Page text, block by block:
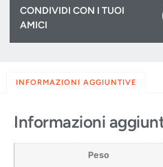
CONDIVIDI CON I TUOI
AMICI
INFORMAZIONI AGGIUNTIVE
Informazioni
Peso